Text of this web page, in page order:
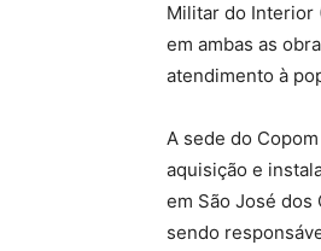
Militar do Interior
em ambas as
atendimento à
A sede do
aquisição e
em São José dos
sendo